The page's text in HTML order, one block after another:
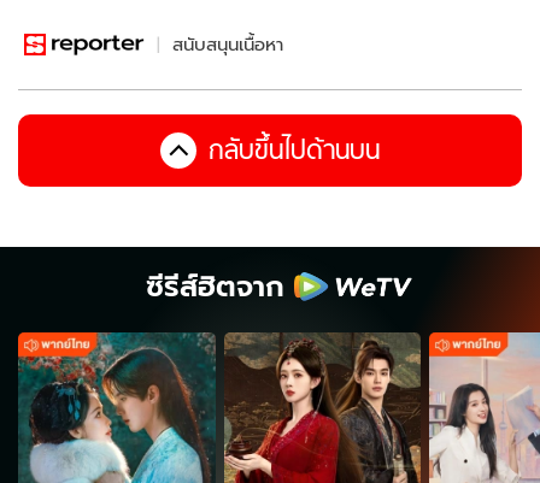
สนับสนุนเนื้อหา
กลับขึ้นไปด้านบน
ซีรีส์ฮิตจาก